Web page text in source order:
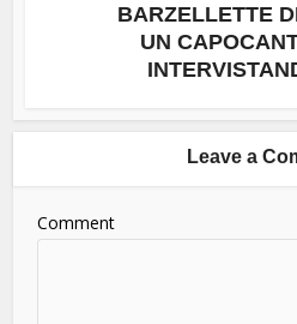
BARZELLETTE
UN
Leave a
Comment